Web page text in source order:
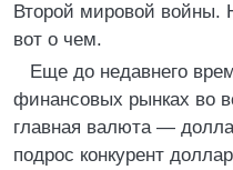
Второй мировой войны.
вот о чем.
Еще до недавнего
финансовых рынках во
главная валюта —
подрос конкурент